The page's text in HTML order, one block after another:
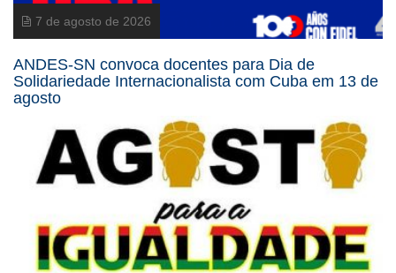
7 de agosto de 2026
ANDES-SN convoca docentes para Dia de
Solidariedade Internacionalista com Cuba em 13 de
agosto